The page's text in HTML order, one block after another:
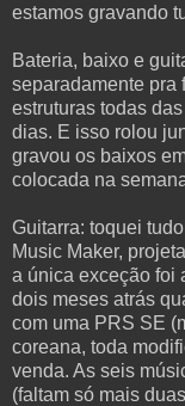
estamos gravando
Bateria, baixo e
separadamente pra
estruturas todas
dias. E isso rolou
gravou os baixos
colocada na
Guitarra: toquei
Music Maker,
a única exceção foi
dois meses atrás
com uma PRS SE
coreana, toda
venda. As seis
(faltam só mais